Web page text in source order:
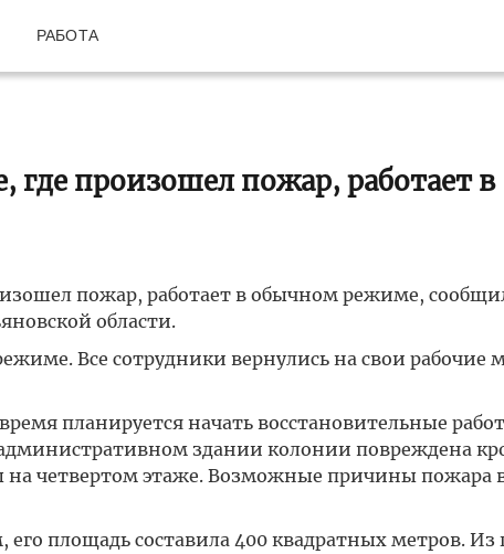
РАБОТА
где произошел пожар, работает в
пожар, работает в обычном режиме,
области.
Все сотрудники вернулись на свои рабочие
планируется начать восстановительные
здании колонии повреждена
на четвертом этаже. Возможные причины пожара
площадь составила 400 квадратных метров. Из